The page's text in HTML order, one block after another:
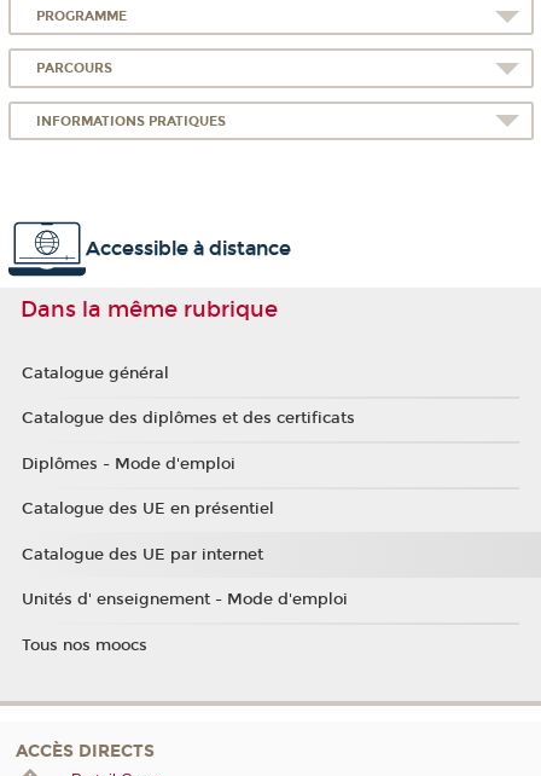
PROGRAMME
PARCOURS
INFORMATIONS PRATIQUES
Accessible à distance
Dans la même rubrique
Catalogue général
Catalogue des diplômes et des certificats
Diplômes - Mode d'emploi
Catalogue des UE en présentiel
Catalogue des UE par internet
Unités d' enseignement - Mode d'emploi
Tous nos moocs
ACCÈS DIRECTS